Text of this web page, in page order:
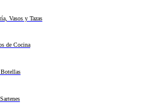
Vasos y Tazas
de Cocina
Botellas